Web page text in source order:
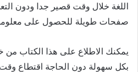
اللغة خلال وقت قصير جدا ودون
صفحات طويلة للحصول على
يمكنك الاطلاع على هذا الكتاب من
بكل سهولة دون الحاجة اقتطاع